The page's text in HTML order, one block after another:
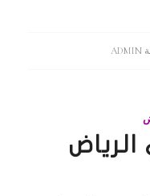
ADMIN